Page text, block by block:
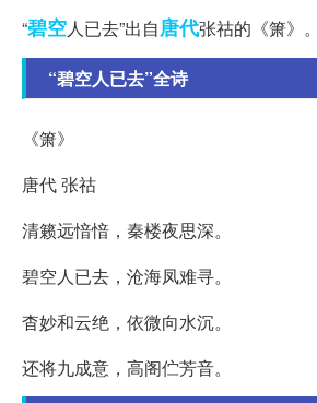
“碧空人已去”出自唐代张祜的《箫》。
“碧空人已去”全诗
《箫》
唐代 张祜
清籁远愔愔，秦楼夜思深。
碧空人已去，沧海凤难寻。
杳妙和云绝，依微向水沉。
还将九成意，高阁伫芳音。